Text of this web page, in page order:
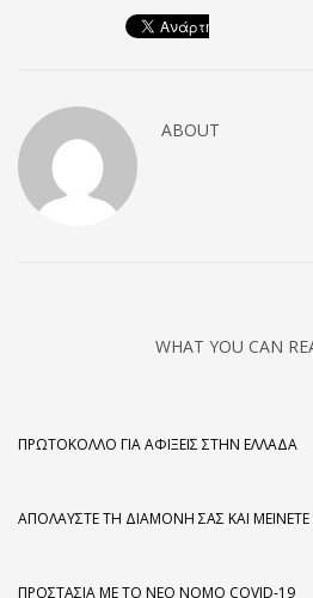
ABOUT
WHAT YOU CAN
ΠΡΩΤΌΚΟΛΛΟ ΓΙΑ ΑΦΊΞΕΙΣ ΣΤΗΝ ΕΛΛΆΔΑ
ΑΠΟΛΑΎΣΤΕ ΤΗ ΔΙΑΜΟΝΉ ΣΑΣ ΚΑΙ ΜΕΊΝΕΤΕ
ΠΡΟΣΤΑΣΊΑ ΜΕ ΤΟ ΝΈΟ ΝΌΜΟ COVID-19